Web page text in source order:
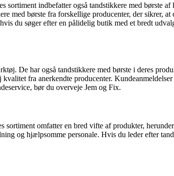
indbefatter også tandstikkere med børste
børste fra forskellige producenter, der sikrer,
du søger efter en pålidelig butik med et bredt
De har også tandstikkere med børste i deres
fra anerkendte producenter.
bør du overveje Jem og Fix.
omfatter en bred vifte af produkter,
og hjælpsomme personale. Hvis du leder efter